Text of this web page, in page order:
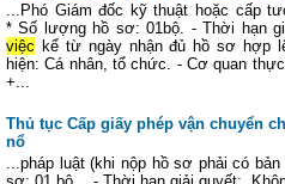
...Phó Giám đốc kỹ thuật hoặc cấp
* Số lượng hồ sơ: 01bộ. - Thời hạn
việc kể từ ngày nhận đủ hồ sơ hợp
hiện: Cá nhân, tổ chức. - Cơ quan
+...
Thủ tục Cấp giấy phép vận chuyển
nổ
...pháp luật (khi nộp hồ sơ phải có